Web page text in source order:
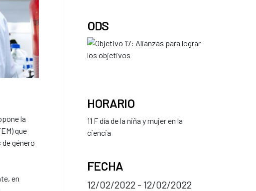
la
que
género
en
ODS
HORARIO
11 F día de la niña y mujer en la
ciencia
FECHA
12/02/2022 - 12/02/2022